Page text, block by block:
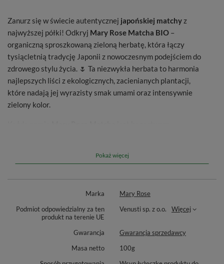
Zanurz się w świecie autentycznej japońskiej matchyz
najwyższej półki! Odkryj Mary Rose Matcha BIO –
organiczną sproszkowaną zieloną herbatę, która łączy
tysiącletnią tradycję Japonii z nowoczesnym podejściem do
zdrowego stylu życia. 🌷 Ta niezwykła herbata to harmonia
najlepszych liści z ekologicznych, zacienianych plantacji,
które nadają jej wyrazisty smak umami oraz intensywnie
zielony kolor.
poczuj, dlaczego matcha stała się symbolem prawdziwej
Pokaż więcej
Marka
Mary Rose
Podmiot odpowiedzialny za ten
produkt na terenie UE
Venusti sp. z o.o. Więcej
Gwarancja
Gwarancja sprzedawcy
Masa netto
100g